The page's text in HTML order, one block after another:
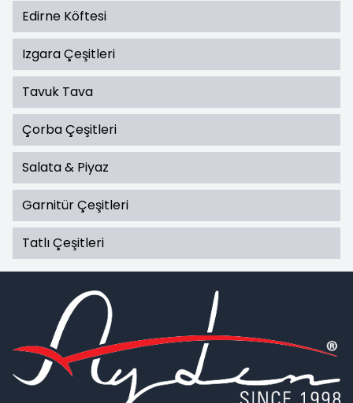
Edirne Köftesi
Izgara Çeşitleri
Tavuk Tava
Çorba Çeşitleri
Salata & Piyaz
Garnitür Çeşitleri
Tatlı Çeşitleri